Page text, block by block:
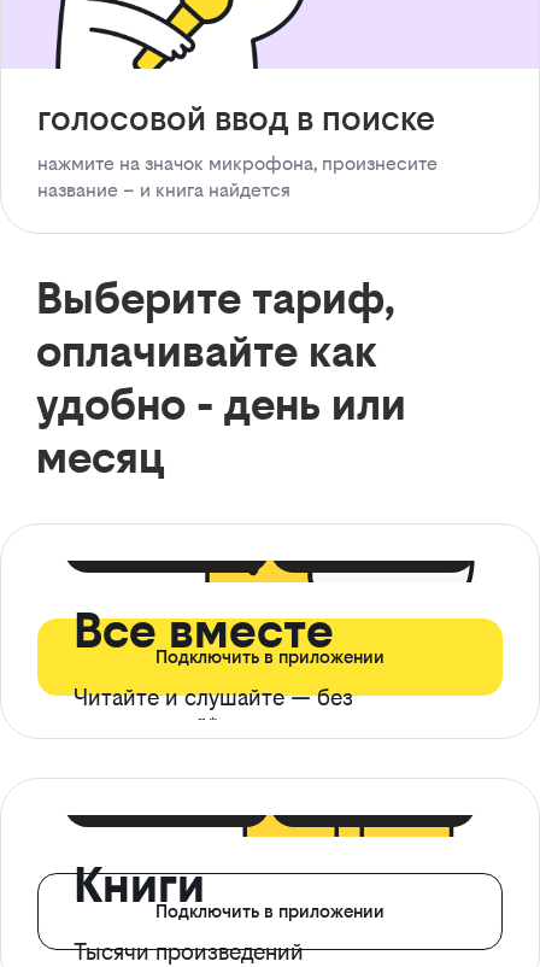
голосовой ввод в поиске
нажмите на значок микрофона, произнесите
название – и книга найдется
Выберите тариф,
оплачивайте как
удобно - день или
месяц
Все вместе
Читайте и слушайте — без
ограничений*
Подключить в приложении
Книги
Тысячи произведений
Подключить в приложении